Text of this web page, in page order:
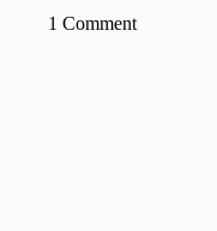
1 Comment